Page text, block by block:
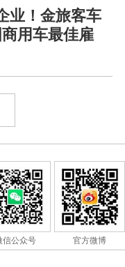
业！金旅客车
用车最佳雇
信公众号 官方微博